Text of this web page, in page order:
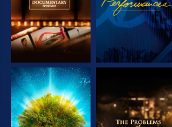
UTFORSKA
SERIEN
UTFORSKA
SERIEN